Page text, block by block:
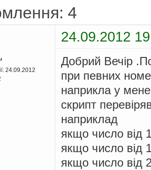
4
24.09.2012
24.09.2012
Добрий Вечір
при певних
наприкла у
скрипт
наприклад
якщо число від
якщо число від
якщо число від